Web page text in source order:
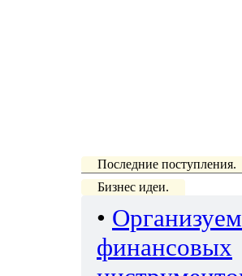
Последние поступления.
Бизнес идеи.
•
финансовых